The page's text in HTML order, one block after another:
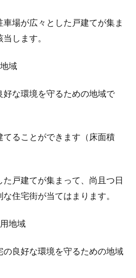
の滞納はいつ強制退去になる？
けが、解雇などの理由で、家賃の支払いが
てしまう...
1LDKの住まいは、ひとり暮らしなら広々と
場が広々とした戸建てが集ま
します。
域
好な環境を守るための地域で
てることができます（床面積
戸建てが集まって、尚且つ日
住宅街が当てはまります。
地域
の良好な環境を守るための地域